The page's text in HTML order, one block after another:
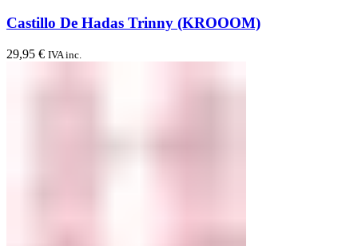
Castillo De Hadas Trinny (KROOOM)
29,95 € IVA inc.